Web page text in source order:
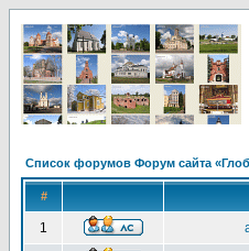
Список форумов Форум сайта
#
1